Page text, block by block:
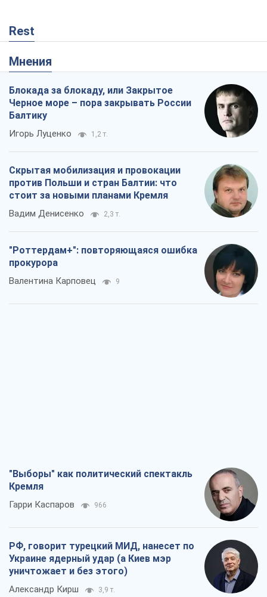
Rest
Мнения
Блокада за блокаду, или Закрытое
Черное море – пора закрывать России
Балтику
Игорь Луценко 1,2 т.
Скрытая мобилизация и провокации
против Польши и стран Балтии: что
стоит за новыми планами Кремля
Вадим Денисенко 2,3 т.
"Роттердам+": повторяющаяся ошибка
прокурора
Валентина Карповец 9
"Выборы" как политический спектакль
Кремля
Гарри Каспаров 966
РФ, говорит турецкий МИД, нанесет по
Украине ядерный удар (а Киев мэр
уничтожает и без этого)
Александр Кирш 3,9 т.